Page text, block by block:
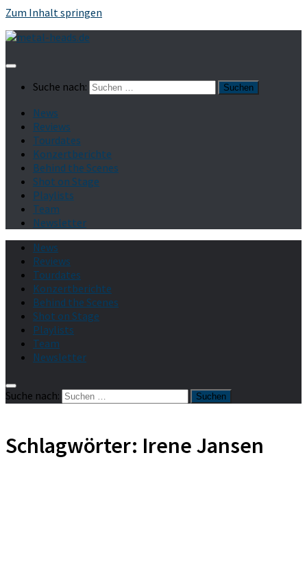
Zum Inhalt springen
Suche nach:
News
Reviews
Tourdates
Konzertberichte
Behind the Scenes
Shot on Stage
Playlists
Team
Newsletter
News
Reviews
Tourdates
Konzertberichte
Behind the Scenes
Shot on Stage
Playlists
Team
Newsletter
Suche nach:
Schlagwörter: Irene Jansen